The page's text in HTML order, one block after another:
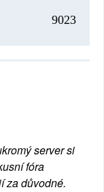
9023
server si
fóra
za důvodné.